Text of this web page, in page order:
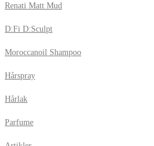
Renati Matt Mud
D:Fi D:Sculpt
Moroccanoil Shampoo
Hårspray
Hårlak
Parfume